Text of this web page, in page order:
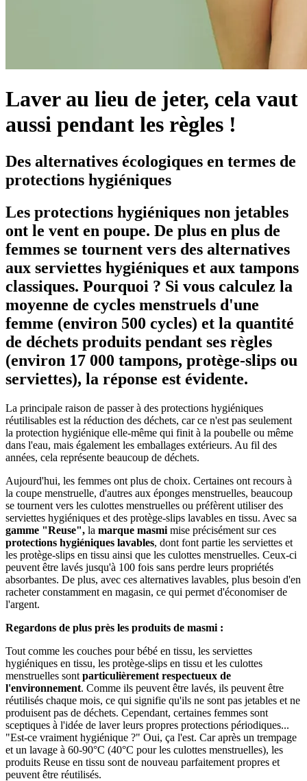
Laver au lieu de jeter, cela vaut
aussi pendant les règles !
Des alternatives écologiques en termes de
protections hygiéniques
Les protections hygiéniques non jetables
ont le vent en poupe. De plus en plus de
femmes se tournent vers des alternatives
aux serviettes hygiéniques et aux tampons
classiques. Pourquoi ? Si vous calculez la
moyenne de cycles menstruels d'une
femme (environ 500 cycles) et la quantité
de déchets produits pendant ses règles
(environ 17 000 tampons, protège-slips ou
serviettes), la réponse est évidente.
La principale raison de passer à des protections hygiéniques
réutilisables est la réduction des déchets, car ce n'est pas seulement
la protection hygiénique elle-même qui finit à la poubelle ou même
dans l'eau, mais également les emballages extérieurs. Au fil des
années, cela représente beaucoup de déchets.
Aujourd'hui, les femmes ont plus de choix. Certaines ont recours à
la coupe menstruelle, d'autres aux éponges menstruelles, beaucoup
se tournent vers les culottes menstruelles ou préfèrent utiliser des
serviettes hygiéniques et des protège-slips lavables en tissu. Avec sa
gamme "Reuse", la marque masmi mise précisément sur ces
protections hygiéniques lavables, dont font partie les serviettes et
les protège-slips en tissu ainsi que les culottes menstruelles. Ceux-ci
peuvent être lavés jusqu'à 100 fois sans perdre leurs propriétés
absorbantes. De plus, avec ces alternatives lavables, plus besoin d'en
racheter constamment en magasin, ce qui permet d'économiser de
l'argent.
Regardons de plus près les produits de masmi :
Tout comme les couches pour bébé en tissu, les serviettes
hygiéniques en tissu, les protège-slips en tissu et les culottes
menstruelles sont particulièrement respectueux de
l'environnement. Comme ils peuvent être lavés, ils peuvent être
réutilisés chaque mois, ce qui signifie qu'ils ne sont pas jetables et ne
produisent pas de déchets. Cependant, certaines femmes sont
sceptiques à l'idée de laver leurs propres protections périodiques...
"Est-ce vraiment hygiénique ?" Oui, ça l'est. Car après un trempage
et un lavage à 60-90°C (40°C pour les culottes menstruelles), les
produits Reuse en tissu sont de nouveau parfaitement propres et
peuvent être réutilisés.